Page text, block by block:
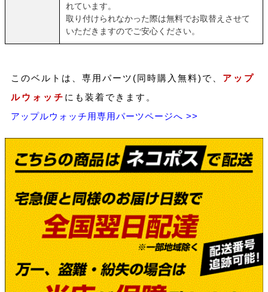
れています。
取り付けられなかった際は無料でお取替えさせて
いただきますのでご安心ください。
このベルトは、専用パーツ(同時購入無料)で、 アップ
ルウォッチ にも装着できます。
アップルウォッチ用専用パーツページへ >>